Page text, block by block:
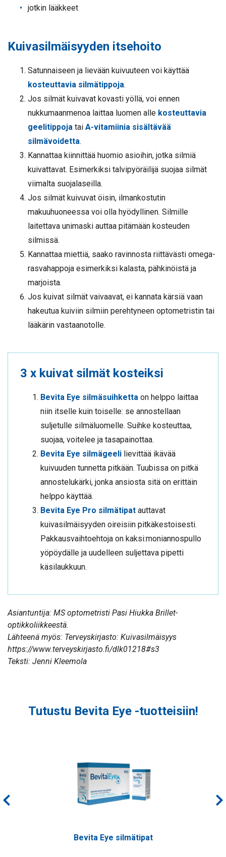
jotkin lääkkeet
Kuivasilmäisyyden itsehoito
Satunnaiseen ja lievään kuivuuteen voi käyttää
kosteuttavia silmätippoja.
Jos silmät kuivavat kovasti yöllä, voi ennen
nukkumaanmenoa laittaa luomen alle kosteuttavia
geelitippoja tai A-vitamiinia sisältävää
silmävoidetta.
Kannattaa kiinnittää huomio asioihin, jotka silmiä
kuivattavat. Esimerkiksi talvipyöräilijä suojaa silmät
viimalta suojalaseilla.
Jos silmät kuivuvat öisin, ilmankostutin
makuuhuoneessa voi olla hyödyllinen. Silmille
laitettava unimaski auttaa pitämään kosteuden
silmissä.
Kannattaa miettiä, saako ravinnosta riittävästi omega-
rasvahappoja esimerkiksi kalasta, pähkinöistä ja
marjoista.
Jos kuivat silmät vaivaavat, ei kannata kärsiä vaan
hakeutua kuiviin silmiin perehtyneen optometristin tai
lääkärin vastaanotolle.
3 x kuivat silmät kosteiksi
Bevita Eye silmäsuihketta on helppo laittaa
niin itselle kuin toiselle: se annostellaan
suljetulle silmäluomelle. Suihke kosteuttaa,
suojaa, voitelee ja tasapainottaa.
Bevita Eye silmägeeli lievittää ikävää
kuivuuden tunnetta pitkään. Tuubissa on pitkä
annostelukärki, jonka ansiosta sitä on erittäin
helppo käyttää.
Bevita Eye Pro silmätipat auttavat
kuivasilmäisyyden oireisiin pitkäkestoisesti.
Pakkausvaihtoehtoja on kaksi:moniannospullo
yöpöydälle ja uudelleen suljettava pipetti
käsilaukkuun.
Asiantuntija: MS optometristi Pasi Hiukka Brillet-
optikkoliikkeestä.
Lähteenä myös: Terveyskirjasto: Kuivasilmäisyys
https://www.terveyskirjasto.fi/dlk01218#s3
Teksti: Jenni Kleemola
Tutustu Bevita Eye -tuotteisiin!
Bevita Eye silmätipat